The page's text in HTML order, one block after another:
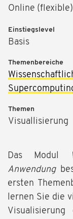
Das Modul
Anwendung
ersten
lernen Sie die
Online (flexible)
Einstiegslevel
Basis
Themenbereiche
Themen
Visuallisierung